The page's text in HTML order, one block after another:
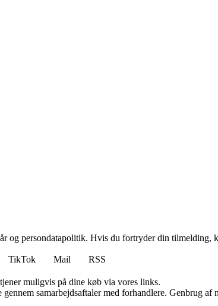
og persondatapolitik. Hvis du fortryder din tilmelding,
TikTok Mail
RSS
muligvis på dine køb via vores links.
samarbejdsaftaler med forhandlere. Genbrug